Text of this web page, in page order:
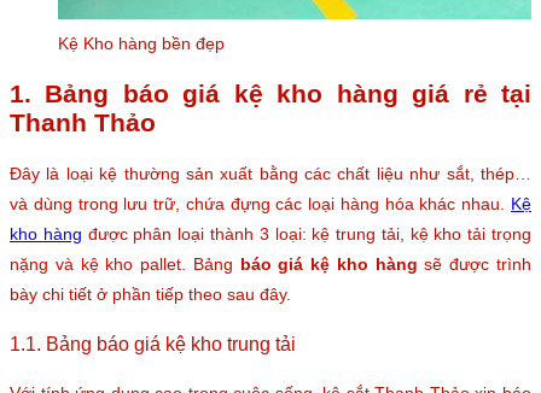
Kệ Kho hàng bền đẹp
1. Bảng báo giá kệ kho hàng giá rẻ tại
Thanh Thảo
Đây là loại kệ thường sản xuất bằng các chất liệu như sắt, thép…
và dùng trong lưu trữ, chứa đựng các loại hàng hóa khác nhau. Kệ
kho hàng được phân loại thành 3 loại: kệ trung tải, kệ kho tải trọng
nặng và kệ kho pallet. Bảng báo giá kệ kho hàng sẽ được trình
bày chi tiết ở phần tiếp theo sau đây.
1.1. Bảng báo giá kệ kho trung tải